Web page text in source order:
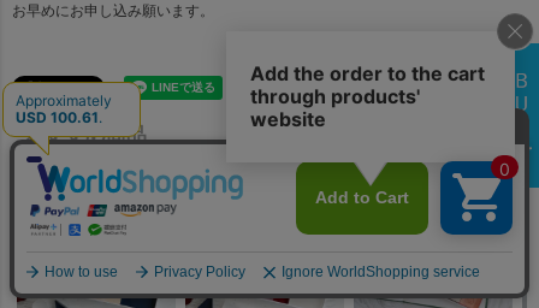
お早めにお申し込み願います。
おすすめ商品